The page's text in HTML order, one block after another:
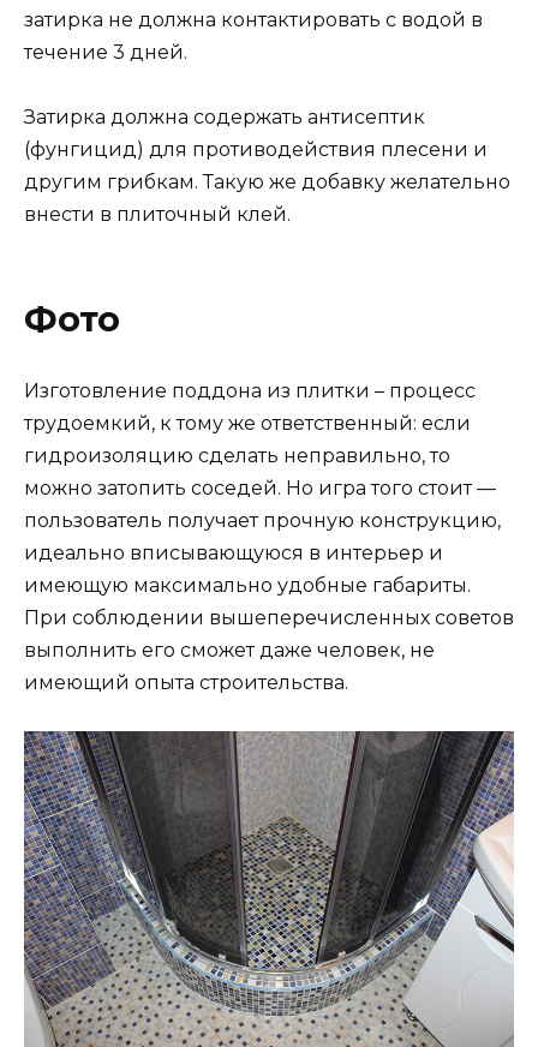
затирка не должна контактировать с водой в
течение 3 дней.
Затирка должна содержать антисептик
(фунгицид) для противодействия плесени и
другим грибкам. Такую же добавку желательно
внести в плиточный клей.
Фото
Изготовление поддона из плитки – процесс
трудоемкий, к тому же ответственный: если
гидроизоляцию сделать неправильно, то
можно затопить соседей. Но игра того стоит —
пользователь получает прочную конструкцию,
идеально вписывающуюся в интерьер и
имеющую максимально удобные габариты.
При соблюдении вышеперечисленных советов
выполнить его сможет даже человек, не
имеющий опыта строительства.